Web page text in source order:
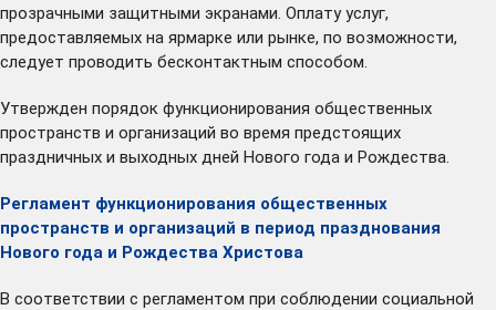
прозрачными защитными экранами. Оплату услуг,
предоставляемых на ярмарке или рынке, по возможности,
следует проводить бесконтактным способом.
Утвержден порядок функционирования общественных
пространств и организаций во время предстоящих
праздничных и выходных дней Нового года и Рождества.
Регламент функционирования общественных
пространств и организаций в период празднования
Нового года и Рождества Христова
В соответствии с регламентом при соблюдении социальной